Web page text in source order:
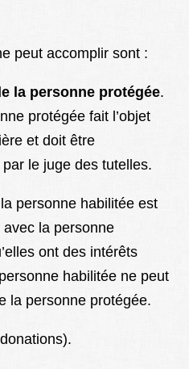
peut accomplir sont :
la personne protégée.
protégée fait l’objet
et doit être
le juge des tutelles.
personne habilitée est
avec la personne
ont des intérêts
habilitée ne peut
la personne protégée.